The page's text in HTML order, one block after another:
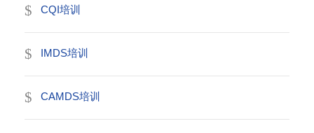
CQI培训
IMDS培训
CAMDS培训